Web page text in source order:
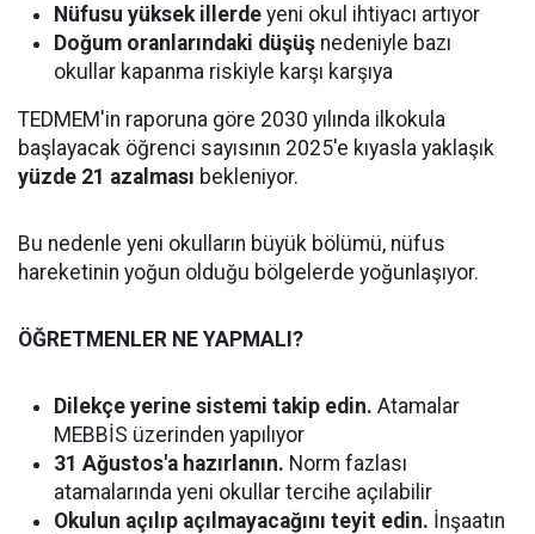
Nüfusu yüksek illerde yeni okul ihtiyacı artıyor
Doğum oranlarındaki düşüş nedeniyle bazı
okullar kapanma riskiyle karşı karşıya
TEDMEM'in raporuna göre 2030 yılında ilkokula
başlayacak öğrenci sayısının 2025'e kıyasla yaklaşık
yüzde 21 azalması bekleniyor.
Bu nedenle yeni okulların büyük bölümü, nüfus
hareketinin yoğun olduğu bölgelerde yoğunlaşıyor.
ÖĞRETMENLER NE YAPMALI?
Dilekçe yerine sistemi takip edin. Atamalar
MEBBİS üzerinden yapılıyor
31 Ağustos'a hazırlanın. Norm fazlası
atamalarında yeni okullar tercihe açılabilir
Okulun açılıp açılmayacağını teyit edin. İnşaatın